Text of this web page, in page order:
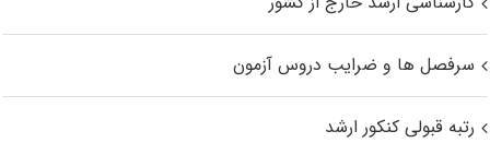
سرفصل ها و ضرایب دروس آزمون
رتبه قبولی کنکور ارشد